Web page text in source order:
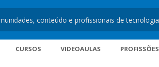
CURSOS VIDEOAULAS PROFISSÕES